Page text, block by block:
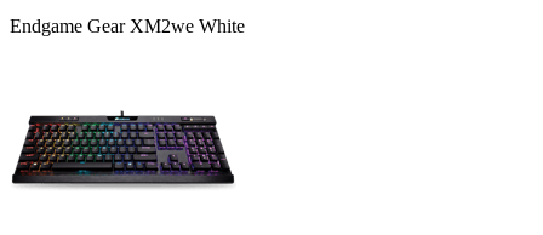
Endgame Gear XM2we White